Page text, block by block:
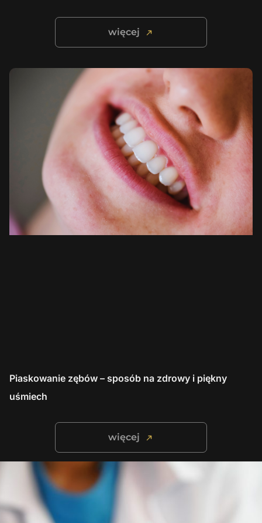
więcej
Piaskowanie zębów – sposób na zdrowy i piękny
uśmiech
więcej